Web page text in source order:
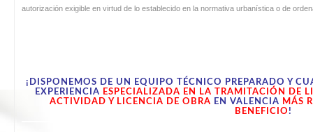
autorización exigible en virtud de lo establecido en la normativa urbanística o de
¡DISPONEMOS DE UN EQUIPO TÉCNICO PREPARADO Y
EXPERIENCIA ESPECIALIZADA EN LA TRAMITACIÓN DE
ACTIVIDAD Y LICENCIA DE OBRA EN VALENCIA MÁS
BENEFICIO !